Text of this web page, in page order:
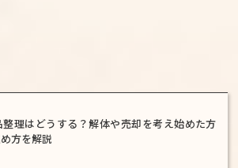
理はどうする？解体や売却を考え始めた方
方を解説